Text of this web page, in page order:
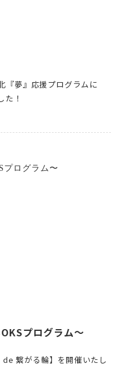
『夢』応援プログラムに
た！
プログラム〜
繋がる輪】を開催いたし